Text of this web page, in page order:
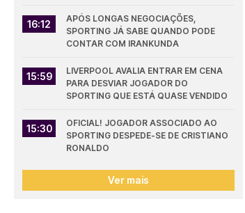
16:12
APÓS LONGAS NEGOCIAÇÕES,
SPORTING JÁ SABE QUANDO PODE
CONTAR COM IRANKUNDA
15:59
LIVERPOOL AVALIA ENTRAR EM CENA
PARA DESVIAR JOGADOR DO
SPORTING QUE ESTÁ QUASE VENDIDO
15:30
OFICIAL! JOGADOR ASSOCIADO AO
SPORTING DESPEDE-SE DE CRISTIANO
RONALDO
Ver mais